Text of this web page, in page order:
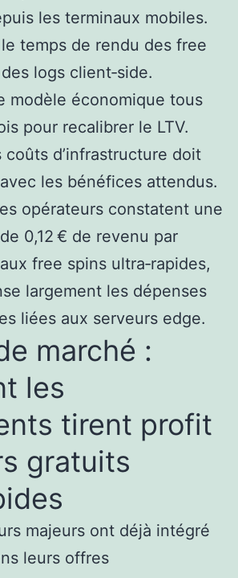
les terminaux mobiles.
temps de rendu des free
logs client‑side.
modèle économique tous
pour recalibrer le LTV.
coûts d’infrastructure doit
les bénéfices attendus.
opérateurs constatent une
0,12 € de revenu par
free spins ultra‑rapides,
largement les dépenses
liées aux serveurs edge.
marché :
les
tirent profit
gratuits
majeurs ont déjà intégré
leurs offres